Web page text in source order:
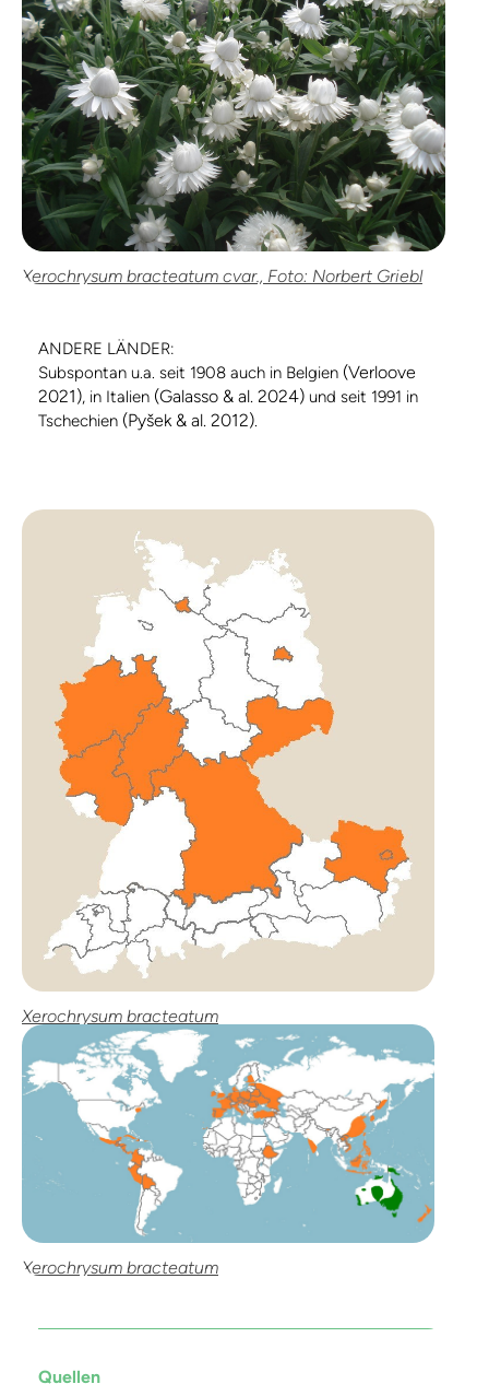
Xerochrysum bracteatum cvar., Foto: Norbert Griebl
ANDERE LÄNDER:
Subspontan u.a. seit 1908 auch in Belgien (Verloove
2021), in Italien (Galasso & al. 2024) und seit 1991 in
Tschechien (Pyšek & al. 2012).
Xerochrysum bracteatum
Xerochrysum bracteatum
Quellen